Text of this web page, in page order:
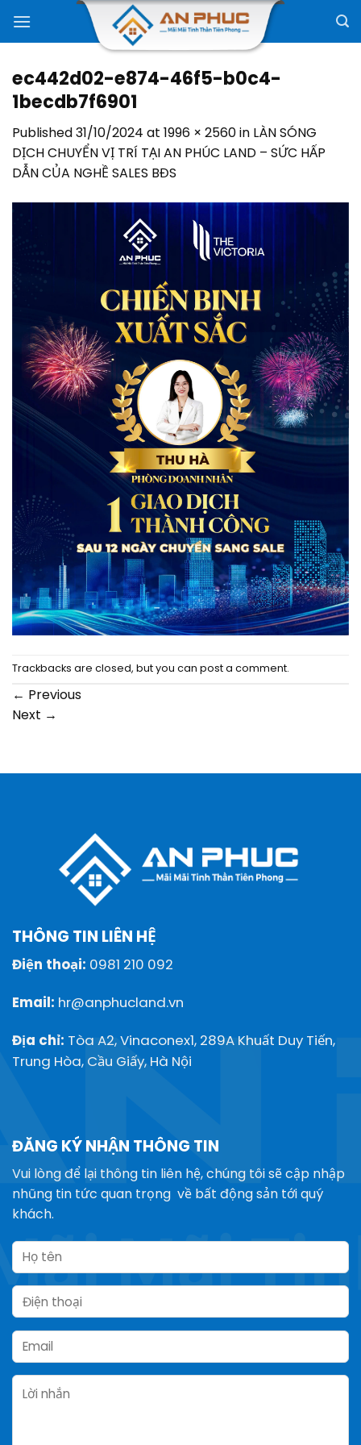
ec442d02-e874-46f5-b0c4-
1becdb7f6901
Published31/10/2024 at 1996 × 2560in LÀN SÓNG
DỊCH CHUYỂN VỊ TRÍ TẠI AN PHÚC LAND – SỨC HẤP
DẪN CỦA NGHỀ SALES BĐS
Trackbacks are closed, but you can post a comment.
← Previous
Next →
THÔNG TIN LIÊN HỆ
Điện thoại: 0981 210 092
Email: hr@anphucland.vn
Địa chỉ: Tòa A2, Vinaconex1, 289A Khuất Duy Tiến,
Trung Hòa, Cầu Giấy, Hà Nội
ĐĂNG KÝ NHẬN THÔNG TIN
Vui lòng để lại thông tin liên hệ, chúng tôi sẽ cập nhập
nhũng tin tức quan trọng về bất động sản tới quý
khách.